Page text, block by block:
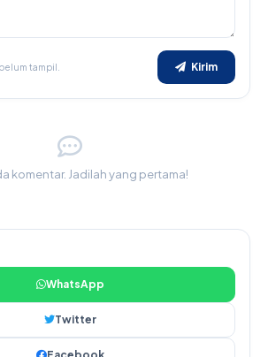
tampil. Kirim
komentar. Jadilah yang pertama!
WhatsApp
Twitter